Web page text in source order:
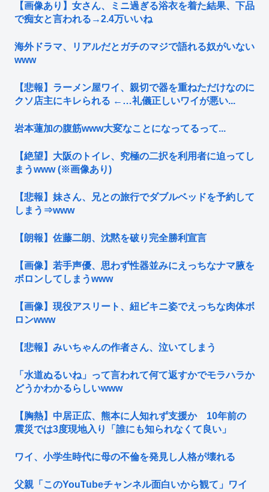
【画像あり】女さん、ミニ過ぎる浴衣を着た結果、下品
で痴女と言われる→2.4万いいね
海外ドラマ、リアルだとガチのマジで語れる奴がいない
www
【悲報】ラーメン屋ワイ、親切で器を重ねただけなのに
クソ店主にキレられる ←…礼儀正しいワイが悪い...
岩本蓮加の腹筋www大変なことになってるって...
【絶望】大阪のトイレ、究極の二択を利用者に迫ってし
まうwww (※画像あり)
【悲報】妹さん、兄との旅行でダブルベッドを予約して
しまう⇒www
【朗報】佐藤二朗、沈黙を破り完全勝利宣言
【画像】若手声優、思わず性器並みにえっちなナマ腋を
ボロンしてしまうwww
【画像】現役アスリート、紐ビキニ姿でえっちな肉体ボ
ロンwww
【悲報】みいちゃんの作者さん、泣いてしまう
「水道ぬるいね」って言われて何て返すかでモラハラか
どうかわかるらしいwww
【胸熱】中居正広、熊本に人知れず支援か 10年前の
震災では3度現地入り「誰にも知られなくて良い」
ワイ、小学生時代に母の不倫を発見し人格が壊れる
父親「このYouTubeチャンネル面白いから観て」ワイ